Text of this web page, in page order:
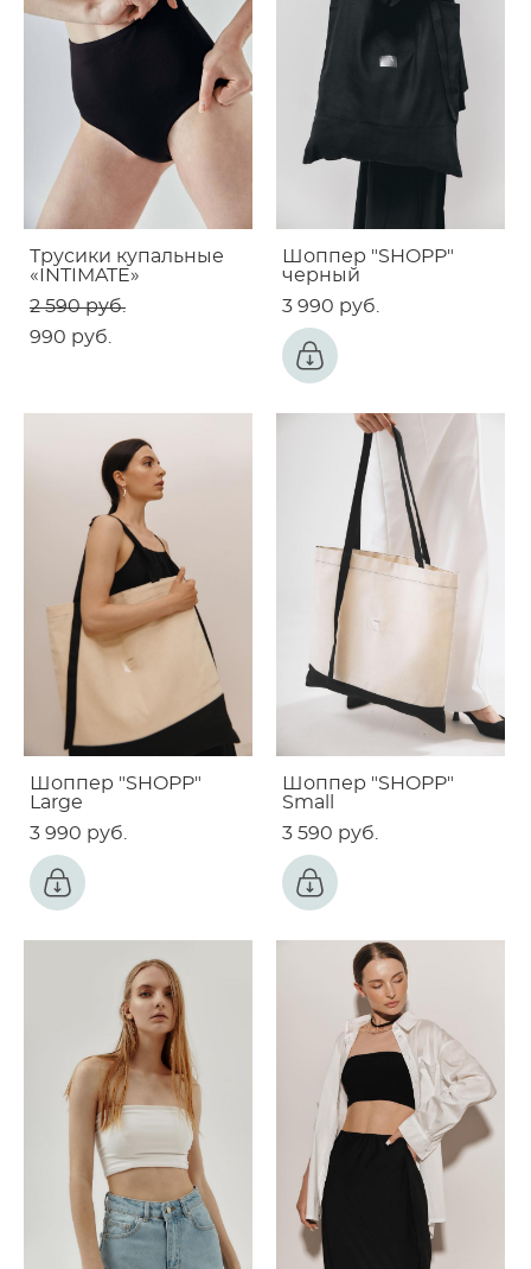
Трусики купальные
«INTIMATE»
2 590 pуб.
990 pуб.
Шоппер "SHOPP"
черный
3 990 pуб.
Шоппер "SHOPP"
Large
3 990 pуб.
Шоппер "SHOPP"
Small
3 590 pуб.